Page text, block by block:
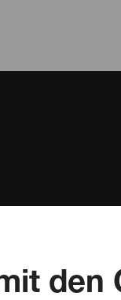
den